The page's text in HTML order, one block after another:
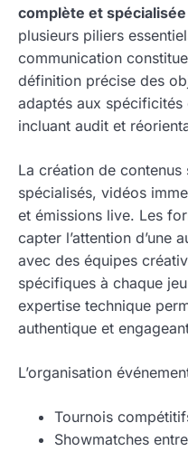
complète et spécialisée
plusieurs piliers
communication
définition précise des
adaptés aux spécificités
incluant audit et
La création de
spécialisés, vidéos
et émissions live. Les
capter l’attention d’une
avec des équipes
spécifiques à chaque
expertise technique
authentique et
L’organisation
Tournois
Showmatches